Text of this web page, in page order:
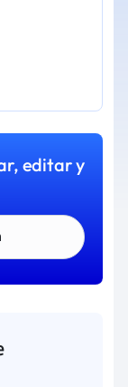
editar y